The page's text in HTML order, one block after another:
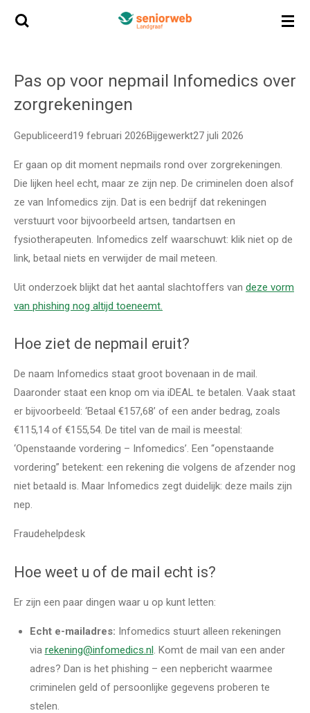
Ga
hoofdinhoud
Pas op voor nepmail Infomedics over
zorgrekeningen
Gepubliceerd19 februari 2026Bijgewerkt27 juli 2026
Er gaan op dit moment nepmails rond over zorgrekeningen.
Die lijken heel echt, maar ze zijn nep. De criminelen doen alsof
ze van Infomedics zijn. Dat is een bedrijf dat rekeningen
verstuurt voor bijvoorbeeld artsen, tandartsen en
fysiotherapeuten. Infomedics zelf waarschuwt: klik niet op de
link, betaal niets en verwijder de mail meteen.
Uit onderzoek blijkt dat het aantal slachtoffers van deze vorm
van phishing nog altijd toeneemt.
Hoe ziet de nepmail eruit?
De naam Infomedics staat groot bovenaan in de mail.
Daaronder staat een knop om via iDEAL te betalen. Vaak staat
er bijvoorbeeld: ‘Betaal €157,68’ of een ander bedrag, zoals
€115,14 of €155,54. De titel van de mail is meestal:
‘Openstaande vordering – Infomedics’. Een “openstaande
vordering” betekent: een rekening die volgens de afzender nog
niet betaald is. Maar Infomedics zegt duidelijk: deze mails zijn
nep.
Fraudehelpdesk
Hoe weet u of de mail echt is?
Er zijn een paar dingen waar u op kunt letten:
Echt e-mailadres: Infomedics stuurt alleen rekeningen
via rekening@infomedics.nl . Komt de mail van een ander
adres? Dan is het phishing – een nepbericht waarmee
criminelen geld of persoonlijke gegevens proberen te
stelen.